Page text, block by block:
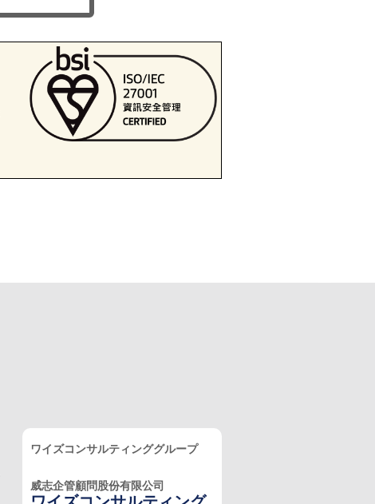
ワイズコンサルティンググループ
威志企管顧問股份有限公司